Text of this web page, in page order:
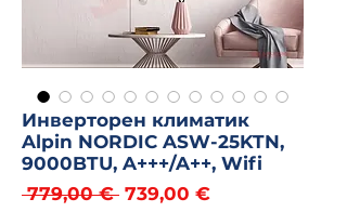
Инверторен климатик
Alpin NORDIC ASW-25KTN,
9000BTU, A+++/A++, Wifi
779,00 € Regular
739,00 €Sale